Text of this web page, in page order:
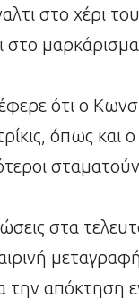
στο χέρι
στο
ότι ο
όπως και ο
στα
την απόκτηση